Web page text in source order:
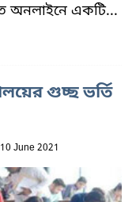
অনলাইনে একটি...
গুচ্ছ ভর্তি
June 2021